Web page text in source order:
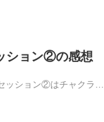
ション②の感想
ッション②はチャクラ…